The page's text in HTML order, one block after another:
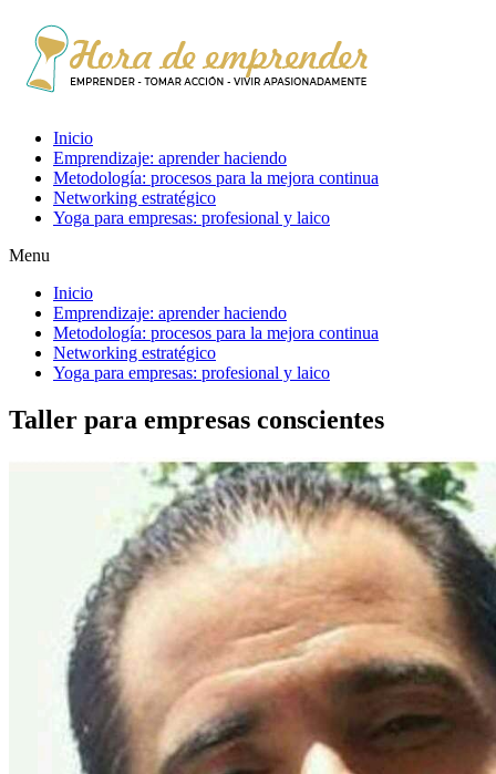
Inicio
Emprendizaje: aprender haciendo
Metodología: procesos para la mejora continua
Networking estratégico
Yoga para empresas: profesional y laico
Menu
Inicio
Emprendizaje: aprender haciendo
Metodología: procesos para la mejora continua
Networking estratégico
Yoga para empresas: profesional y laico
Taller para empresas conscientes